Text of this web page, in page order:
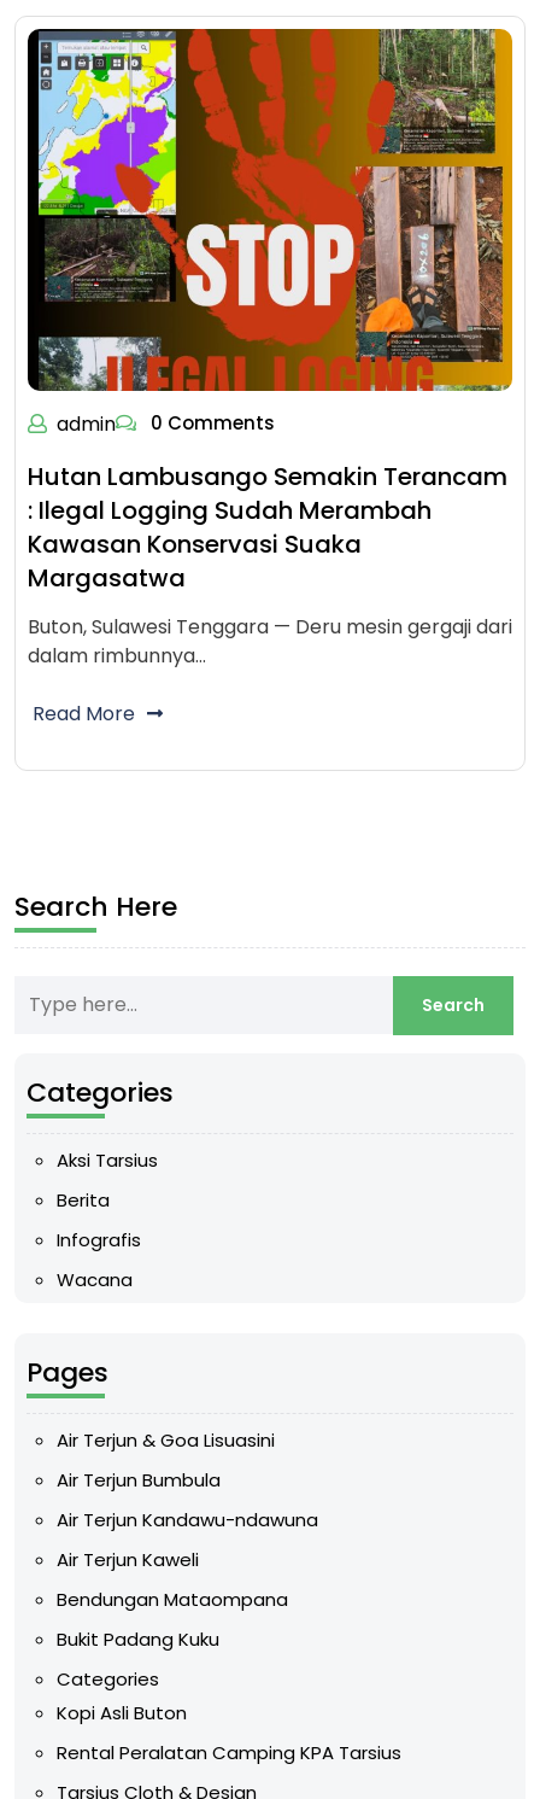
admin 0 Comments
Hutan Lambusango Semakin Terancam
: Ilegal Logging Sudah Merambah
Kawasan Konservasi Suaka
Margasatwa
Buton, Sulawesi Tenggara — Deru mesin gergaji dari
dalam rimbunnya…
Read More
Search Here
Categories
Aksi Tarsius
Berita
Infografis
Wacana
Pages
Air Terjun & Goa Lisuasini
Air Terjun Bumbula
Air Terjun Kandawu-ndawuna
Air Terjun Kaweli
Bendungan Mataompana
Bukit Padang Kuku
Categories
Kopi Asli Buton
Rental Peralatan Camping KPA Tarsius
Tarsius Cloth & Design